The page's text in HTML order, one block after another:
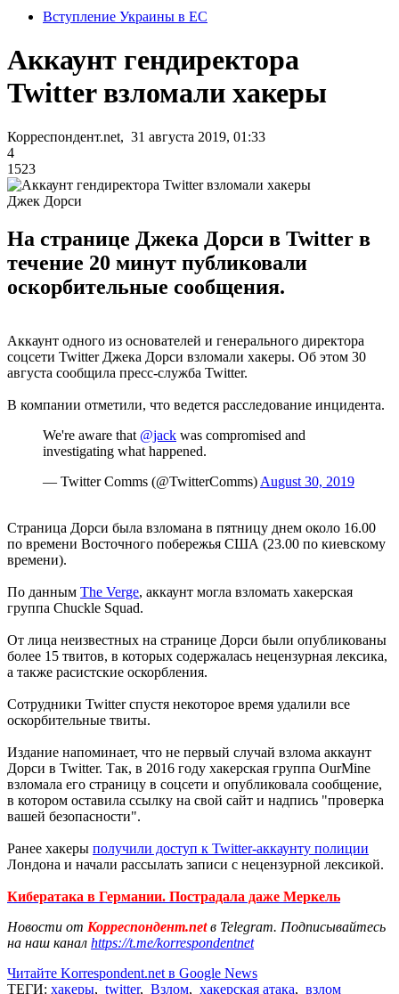
Вступление Украины в ЕС
Аккаунт гендиректора
Twitter взломали хакеры
Корреспондент.net, 31 августа 2019, 01:33
4
1523
Джек Дорси
На странице Джека Дорси в Twitter в
течение 20 минут публиковали
оскорбительные сообщения.
Аккаунт одного из основателей и генерального директора
соцсети Twitter Джека Дорси взломали хакеры. Об этом 30
августа сообщила пресс-служба Twitter.
В компании отметили, что ведется расследование инцидента.
We're aware that @jack was compromised and
investigating what happened.
— Twitter Comms (@TwitterComms) August 30, 2019
Страница Дорси была взломана в пятницу днем около 16.00
по времени Восточного побережья США (23.00 по киевскому
времени).
По данным The Verge, аккаунт могла взломать хакерская
группа Chuckle Squad.
От лица неизвестных на странице Дорси были опубликованы
более 15 твитов, в которых содержалась нецензурная лексика,
а также расистские оскорбления.
Сотрудники Twitter спустя некоторое время удалили все
оскорбительные твиты.
Издание напоминает, что не первый случай взлома аккаунт
Дорси в Twitter. Так, в 2016 году хакерская группа OurMine
взломала его страницу в соцсети и опубликовала сообщение,
в котором оставила ссылку на свой сайт и надпись "проверка
вашей безопасности".
Ранее хакеры получили доступ к Twitter-аккаунту полиции
Лондона и начали рассылать записи с нецензурной лексикой.
Кибератака в Германии. Пострадала даже Меркель
Новости от Корреспондент.netв Telegram. Подписывайтесь
на наш канал https://t.me/korrespondentnet
Читайте Korrespondent.net в Google News
ТЕГИ: хакеры, twitter, Взлом, хакерская атака, взлом